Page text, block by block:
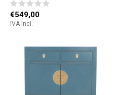
€549,00
IVA Incl.